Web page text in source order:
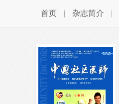
首页 | 杂志简介 |